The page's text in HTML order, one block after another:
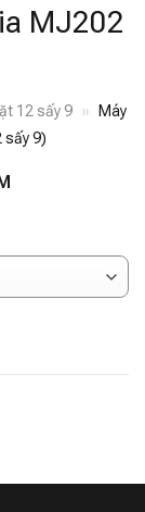
MJ202
12 sấy 9 »
Máy
sấy 9)